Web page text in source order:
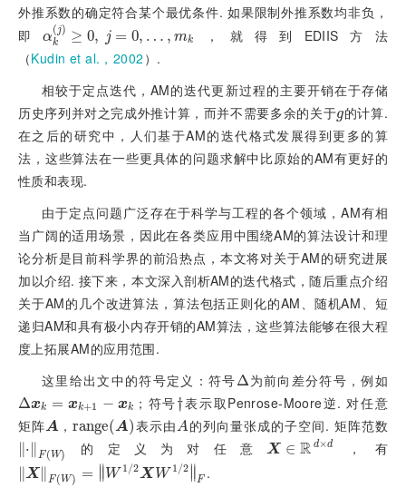
外推系数的确定符合某个最优条件. 如果限制外推系数均非负，
即α
(j)
k ≥ 0, j = 0, … , mk
αk(j ≥0 , j= 0, … mk
，就得到EDIIS方法
（Kudin et al.，2002 ）.
相较于定点迭代，AM的迭代更新过程的主要开销在于存储
历史序列并对之完成外推计算，而并不需要多余的关于g
g的计算.
在之后的研究中，人们基于AM的迭代格式发展得到更多的算
法，这些算法在一些更具体的问题求解中比原始的AM有更好的
性质和表现.
由于定点问题广泛存在于科学与工程的各个领域，AM有相
当广阔的适用场景，因此在各类应用中围绕AM的算法设计和理
论分析是目前科学界的前沿热点，本文将对关于AM的研究进展
加以介绍. 接下来，本文深入剖析AM的迭代格式，随后重点介绍
关于AM的几个改进算法，算法包括正则化的AM、随机AM、短
递归AM和具有极小内存开销的AM算法，这些算法能够在很大程
度上拓展AM的应用范围.
这里给出文中的符号定义：符号Δ
Δ 为前向差分符号，例如
Δxk = xk+1 − xk
Δxk= xk+ 1-xk ；符号†
†表示取Penrose-Moore逆. 对任意
矩阵A
A ，range(A)
range(A) 表示由A
A 的列向量张成的子空间. 矩阵范数
∥⋅∥ F(W)
⋅F(W) 的定义为对任意 X ∈ R d×d
X∈ R d×d
，有
∥X∥ F(W) = ∥W 1 /2X W 1 /2 ∥
F
XF(W)=W1 /2 W1/2F .